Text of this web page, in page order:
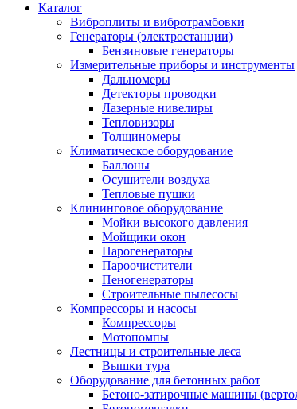
Каталог
Виброплиты и вибротрамбовки
Генераторы (электростанции)
Бензиновые генераторы
Измерительные приборы и инструменты
Дальномеры
Детекторы проводки
Лазерные нивелиры
Тепловизоры
Толщиномеры
Климатическое оборудование
Баллоны
Осушители воздуха
Тепловые пушки
Клининговое оборудование
Мойки высокого давления
Мойщики окон
Парогенераторы
Пароочистители
Пеногенераторы
Строительные пылесосы
Компрессоры и насосы
Компрессоры
Мотопомпы
Лестницы и строительные леса
Вышки тура
Оборудование для бетонных работ
Бетоно-затирочные машины